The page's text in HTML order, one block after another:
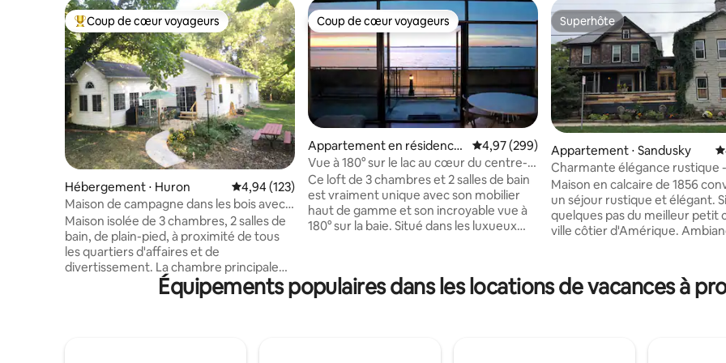
Coups de cœur voyageurs les plus appréciés
Coup de cœur voyageurs
Hébergement ⋅ Huron Évaluation moyenne sur la base de 123 commentaires : 4,94 sur 5
4,94 (123)
Maison de campagne dans les bois avec
tous les équipements
Maison isolée de 3 chambres, 2 salles de
bain, de plain-pied, à proximité de tous
les quartiers d'affaires et de
divertissement. La chambre principale
s'ouvre sur une terrasse donnant sur un
foyer éclairé au milieu de grands arbres.
Coup de cœur voyageurs
Coup de cœur voyageurs
Appartement en résidence
⋅ Sandusky
Évaluation moyenne sur la base de 299
4,97 (299)
Vue à 180° sur le lac au cœur du centre-
ville de Sandusky
Ce loft de 3 chambres et 2 salles de bain
est vraiment unique avec son mobilier
haut de gamme et son incroyable vue à
180° sur la baie. Situé dans les luxueux
l'emplacement idéal pour découvrir la
côte nord et les îles. Marchez quelques
Superhôte
Superhôte
Appartement ⋅ Sandusky
Charmante élégance rustique
en calcaire de 1856
Maison en calcaire de 1856
un séjour rustique et élégant.
quelques pas du meilleur petit
ville côtier d'Amérique.
Amusez-vous en visitant
centre-ville ou détendez-vous
Équipements populaires dans les locations de vacances à